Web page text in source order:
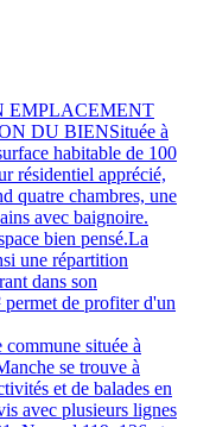
EMPLACEMENT
DU BIENSituée à
habitable de 100
résidentiel apprécié,
quatre chambres, une
avec baignoire.
bien pensé.La
une répartition
dans son
de profiter d'un
située à
se trouve à
et de balades en
avec plusieurs lignes